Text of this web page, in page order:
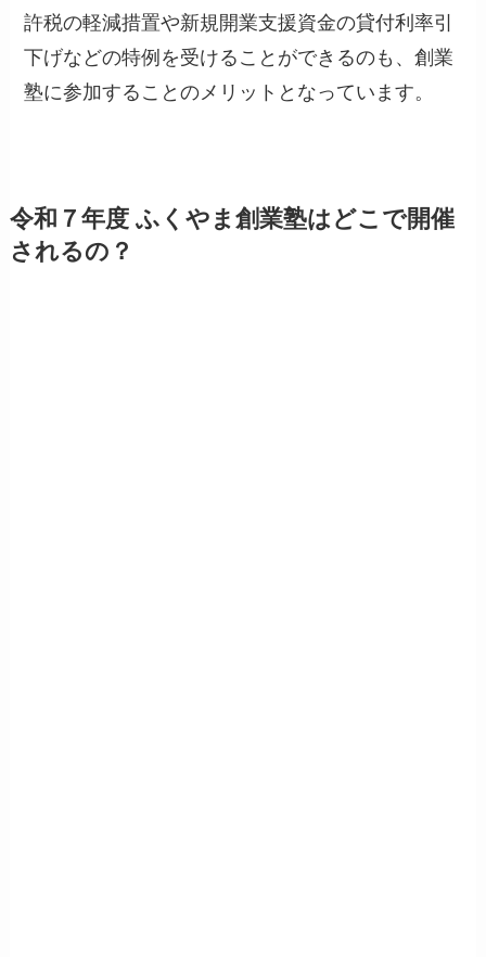
許税の軽減措置や新規開業支援資金の貸付利率引
下げなどの特例を受けることができるのも、創業
塾に参加することのメリットとなっています。
令和７年度 ふくやま創業塾はどこで開催
されるの？